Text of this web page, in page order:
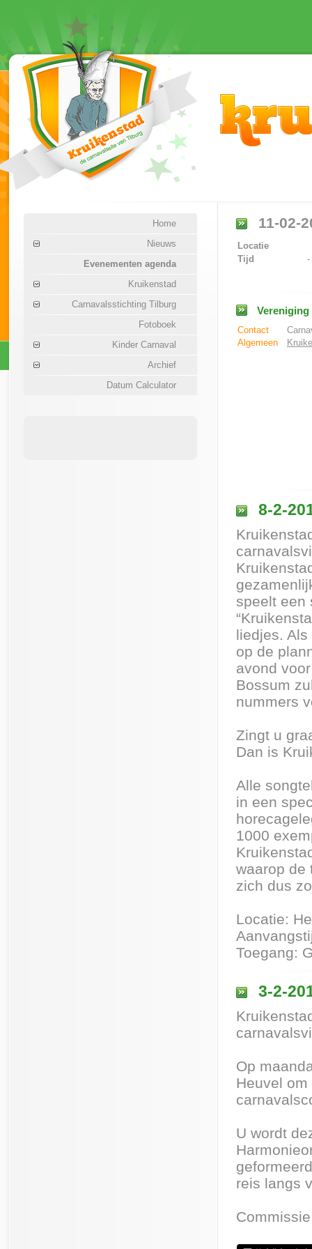
Home
Nieuws
Evenementen agenda
Kruikenstad
Carnavalsstichting Tilburg
Fotoboek
Kinder Carnaval
Archief
Datum Calculator
11-02-
Locatie
Tijd
-
Vereniging
Contact
Algemeen
8-2-
speelt een
liedjes.
op de
avond
Bossum
nummers
Zingt u
Dan is
Alle
in een
1000
waarop de
zich dus
Locatie:
Toegang:
3-2-
Op
Heuvel
U wordt
reis langs